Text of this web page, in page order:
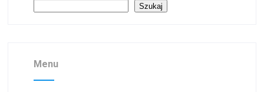
Szukaj
Menu